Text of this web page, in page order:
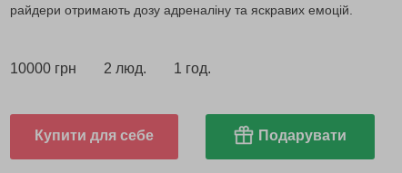
райдери отримають дозу адреналіну та яскравих емоцій.
10000 грн 2 люд. 1 год.
Купити для себе Подарувати